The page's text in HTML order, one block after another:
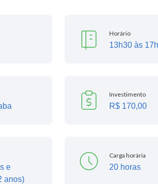
Horário
13h30 às
Investimento
R$ 170,00
e
anos)
Carga horária
20 horas